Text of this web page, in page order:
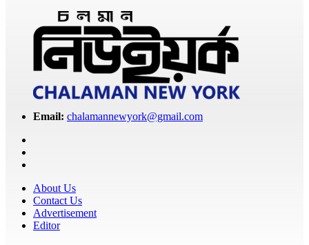
Email: chalamannewyork@gmail.com
About Us
Contact Us
Advertisement
Editor